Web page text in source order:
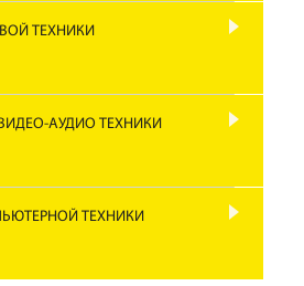
ТЕХНИКИ
И
АУДИО ТЕХНИКИ
ТЕХНИКИ